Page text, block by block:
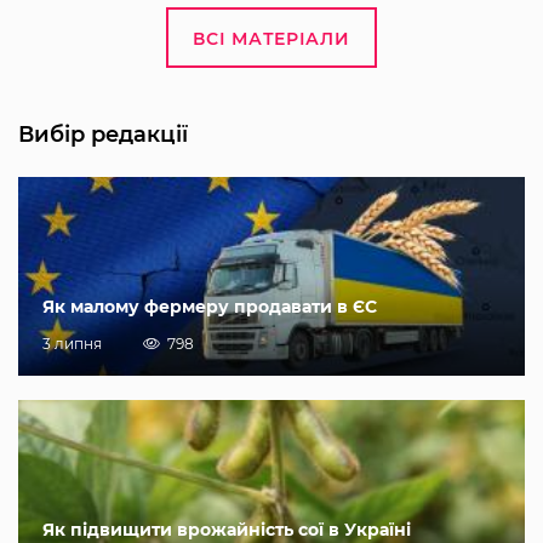
ВСІ МАТЕРІАЛИ
Вибір редакції
Як малому фермеру продавати в ЄС
3 липня 798
Як підвищити врожайність сої в Україні